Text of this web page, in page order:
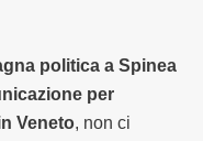
politica a Spinea
per
Veneto, non ci